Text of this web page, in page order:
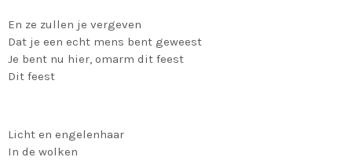
En ze zullen je vergeven
Dat je een echt mens bent geweest
Je bent nu hier, omarm dit feest
Dit feest
Licht en engelenhaar
In de wolken